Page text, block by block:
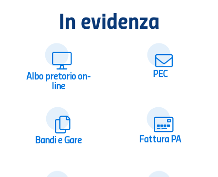
In evidenza
Albo pretorio on-
line
PEC
Bandi e Gare Fattura PA